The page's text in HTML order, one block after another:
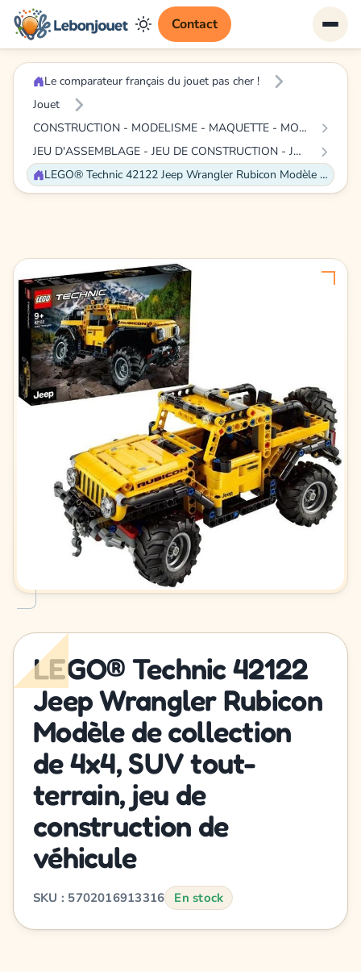
Contact
Le comparateur français du jouet pas cher !
Jouet
CONSTRUCTION - MODELISME - MAQUETTE - MODELE REDUIT A CONSTRUIRE
JEU D'ASSEMBLAGE - JEU DE CONSTRUCTION - JEU DE MANIPULATION
LEGO® Technic 42122 Jeep Wrangler Rubicon Modèle de collection de 4x4, SUV tout-terrain, jeu de construction de véhicule
LEGO® Technic 42122
Jeep Wrangler Rubicon
Modèle de collection
de 4x4, SUV tout-
terrain, jeu de
construction de
véhicule
SKU : 5702016913316 En stock